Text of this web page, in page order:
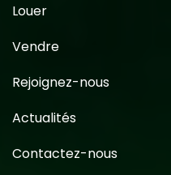
Louer
Vendre
Rejoignez-nous
Actualités
Contactez-nous